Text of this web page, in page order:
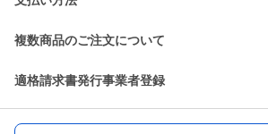
複数商品のご注文について
適格請求書発行事業者登録